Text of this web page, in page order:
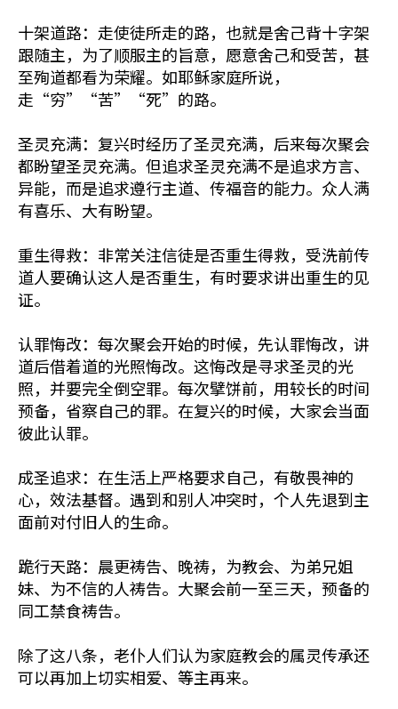
十架道路：走使徒所走的路，也就是舍己背十字架
跟随主，为了顺服主的旨意，愿意舍己和受苦，甚
至殉道都看为荣耀。如耶稣家庭所说，
走“穷”“苦”“死”的路。
圣灵充满：复兴时经历了圣灵充满，后来每次聚会
都盼望圣灵充满。但追求圣灵充满不是追求方言、
异能，而是追求遵行主道、传福音的能力。众人满
有喜乐、大有盼望。
重生得救：非常关注信徒是否重生得救，受洗前传
道人要确认这人是否重生，有时要求讲出重生的见
证。
认罪悔改：每次聚会开始的时候，先认罪悔改，讲
道后借着道的光照悔改。这悔改是寻求圣灵的光
照，并要完全倒空罪。每次擘饼前，用较长的时间
预备，省察自己的罪。在复兴的时候，大家会当面
彼此认罪。
成圣追求：在生活上严格要求自己，有敬畏神的
心，效法基督。遇到和别人冲突时，个人先退到主
面前对付旧人的生命。
跪行天路：晨更祷告、晚祷，为教会、为弟兄姐
妹、为不信的人祷告。大聚会前一至三天，预备的
同工禁食祷告。
除了这八条，老仆人们认为家庭教会的属灵传承还
可以再加上切实相爱、等主再来。